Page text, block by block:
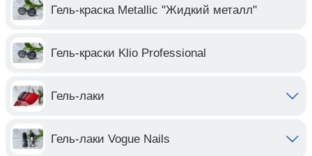
Гель-краска Metallic "Жидкий металл"
Гель-краски Klio Professional
Гель-лаки
Гель-лаки Vogue Nails